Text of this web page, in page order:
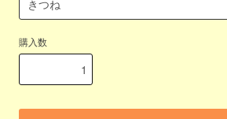
購入数